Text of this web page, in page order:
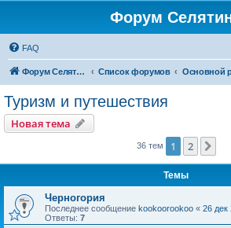
Форум
FAQ
Форум Селятино Список форумов Основной
Туризм и путешествия
Новая тема
36 тем 1 2
Темы
Черногория
Последнее сообщение kookoorookoo « 26 дек
Ответы: 7